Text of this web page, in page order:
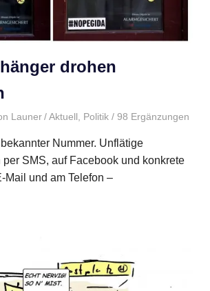
drohen
Launer Aktuell Politik/ 98 Ergänzungen
Nummer. Unflätige
SMS, auf Facebook und konkrete
Mail und am Telefon –